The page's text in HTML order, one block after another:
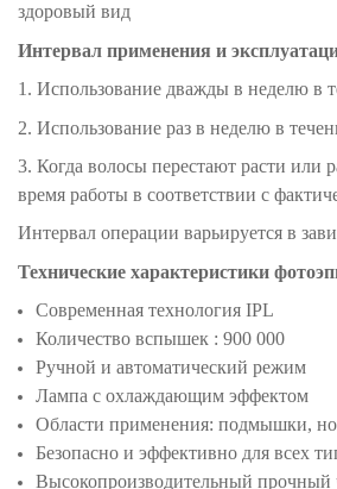
здоровый вид
Интервал применения и
1. Использование дважды в неделю в
2. Использование раз в неделю в
3. Когда волосы перестают расти или
время работы в соответствии с
Интервал операции варьируется в
Технические характеристики
Современная технология IPL
Количество вспышек : 900 000
Ручной и автоматический режим
Лампа с охлаждающим эффектом
Области применения: подмышки,
Безопасно и эффективно для всех
Высокопроизводительный прочный